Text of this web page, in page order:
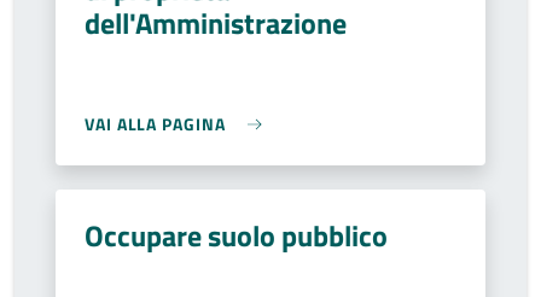
dell'Amministrazione
VAI ALLA PAGINA
Occupare suolo pubblico